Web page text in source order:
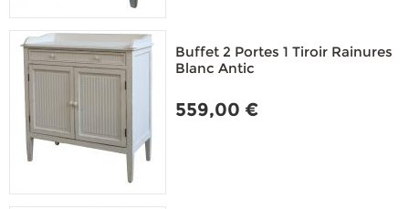
Buffet 2 Portes 1 Tiroir Rainures
Blanc Antic
559,00 €